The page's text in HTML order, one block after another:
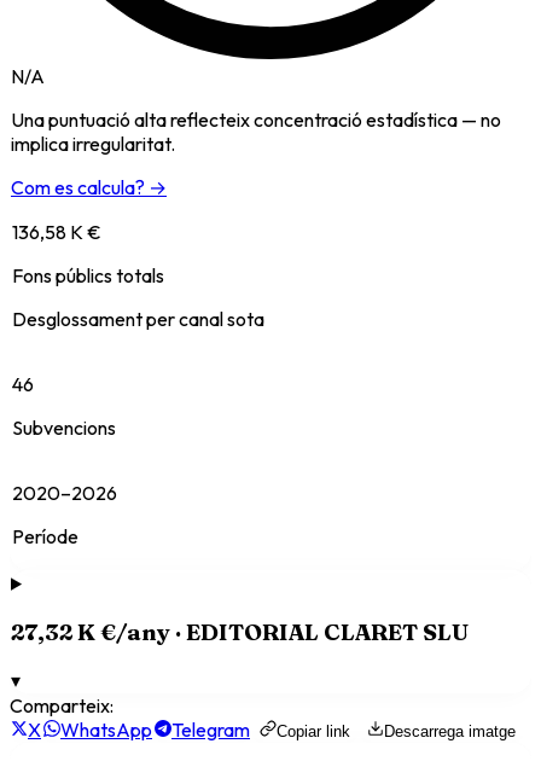
N/A
Una puntuació alta reflecteix concentració estadística — no
implica irregularitat.
Com es calcula? →
136,58 K €
Fons públics totals
Desglossament per canal sota
46
Subvencions
2020–2026
Període
27,32 K €/any ·EDITORIAL CLARET SLU
▾
Comparteix:
X
WhatsApp Telegram Copiar link Descarrega imatge